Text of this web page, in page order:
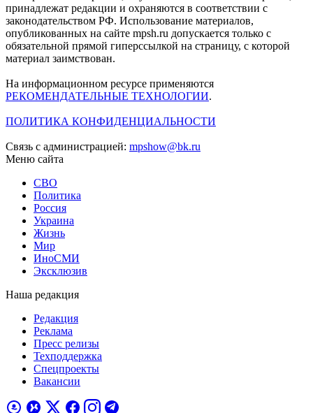
принадлежат редакции и охраняются в соответствии с
законодательством РФ. Использование материалов,
опубликованных на сайте mpsh.ru допускается только с
обязательной прямой гиперссылкой на страницу, с которой
материал заимствован.
На информационном ресурсе применяются
РЕКОМЕНДАТЕЛЬНЫЕ ТЕХНОЛОГИИ.
ПОЛИТИКА КОНФИДЕНЦИАЛЬНОСТИ
Связь с администрацией: mpshow@bk.ru
Меню сайта
СВО
Политика
Россия
Украина
Жизнь
Мир
ИноСМИ
Эксклюзив
Наша редакция
Редакция
Реклама
Пресс релизы
Техподдержка
Спецпроекты
Вакансии